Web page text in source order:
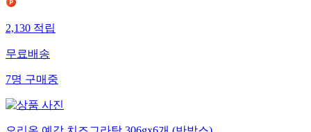
2,130적립
무료배송
7명구매중